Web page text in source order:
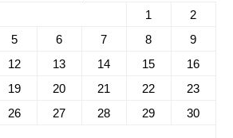
1
2
5 6 7 8
9
12 13 14 15
16
19 20 21 22
23
26 27 28 29
30